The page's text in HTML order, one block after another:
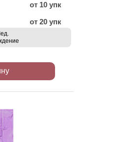
от 10 упк
от 20 упк